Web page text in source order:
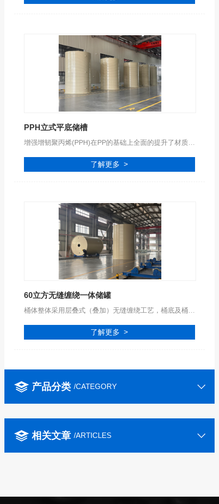
PPH立式平底储槽
了解更多 >
60立方无缝缠绕一体储罐
了解更多 >
产品分类 /CATEGORY
相关文章 /ARTICLES